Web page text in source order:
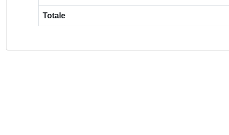
Totale